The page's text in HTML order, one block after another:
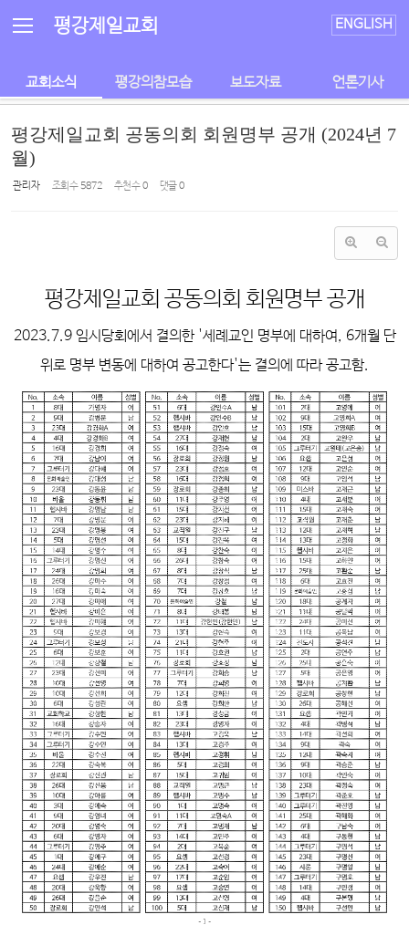
평강제일교회 ENGLISH
교회소식 평강의참모습 보도자료 언론기사
평강제일교회 공동의회 회원명부 공개 (2024년 7
월)
관리자 조회 수 5872 추천 수0 댓글0
평강제일교회 공동의회 회원명부 공개
2023.7.9 임시당회에서 결의한 '세례교인 명부에 대하여, 6개월 단
위로 명부 변동에 대하여 공고한다'는 결의에 따라 공고함.